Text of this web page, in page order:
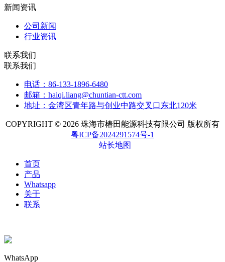
新闻资讯
公司新闻
行业资讯
联系我们
联系我们
电话：86-133-1896-6480
邮箱：haiqi.liang@chuntian-ctt.com
地址：金湾区青年路与创业中路交叉口东北120米
COPYRIGHT © 2026 珠海市椿田能源科技有限公司 版权所有
粤ICP备2024291574号-1
站长地图
首页
产品
Whatsapp
关于
联系
WhatsApp